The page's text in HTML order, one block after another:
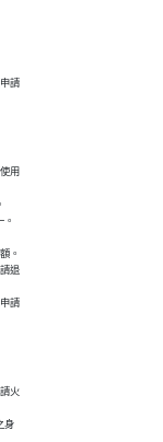
請
用
。
退
請
火
身